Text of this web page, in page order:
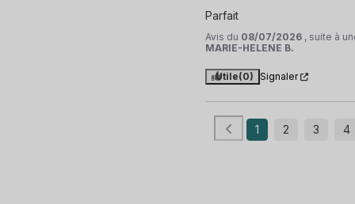
Parfait
Avis du 08/07/2026 , suite à
MARIE-HELENE B.
Utile(0) Signaler
1 2 3 4